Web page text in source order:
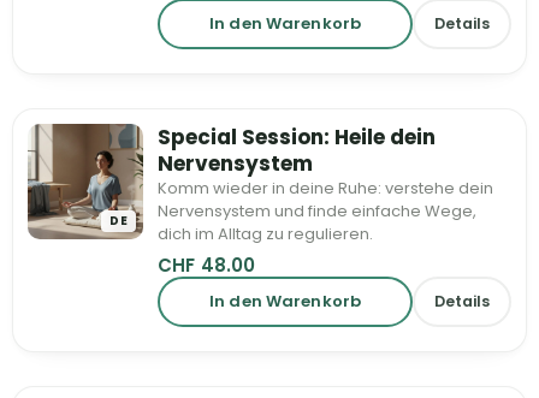
In den Warenkorb Details
DE
Special Session: Heile dein
Nervensystem
Komm wieder in deine Ruhe: verstehe dein
Nervensystem und finde einfache Wege,
dich im Alltag zu regulieren.
CHF 48.00
In den Warenkorb Details